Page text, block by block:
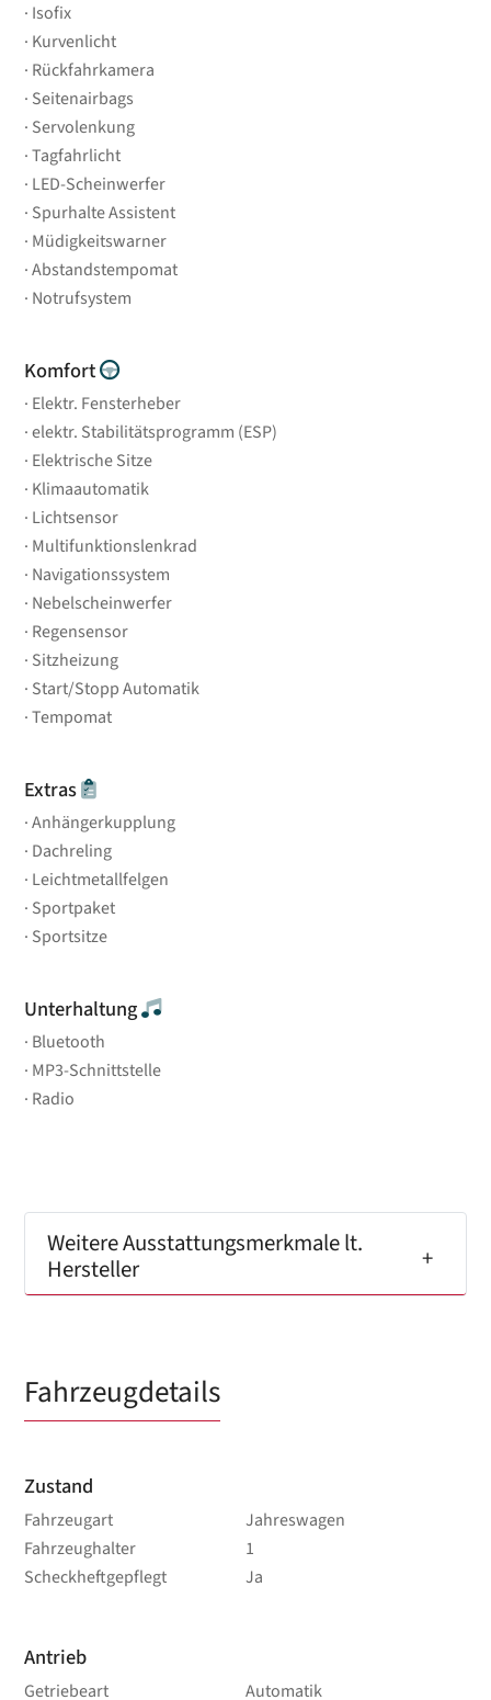
Isofix
Kurvenlicht
Rückfahrkamera
Seitenairbags
Servolenkung
Tagfahrlicht
LED-Scheinwerfer
Spurhalte Assistent
Müdigkeitswarner
Abstandstempomat
Notrufsystem
Komfort
Elektr. Fensterheber
elektr. Stabilitätsprogramm (ESP)
Elektrische Sitze
Klimaautomatik
Lichtsensor
Multifunktionslenkrad
Navigationssystem
Nebelscheinwerfer
Regensensor
Sitzheizung
Start/Stopp Automatik
Tempomat
Extras
Anhängerkupplung
Dachreling
Leichtmetallfelgen
Sportpaket
Sportsitze
Unterhaltung
Bluetooth
MP3-Schnittstelle
Radio
Weitere Ausstattungsmerkmale lt.
Hersteller
Fahrzeugdetails
Zustand
Fahrzeugart
Jahreswagen
Fahrzeughalter
1
Scheckheftgepflegt
Ja
Antrieb
Getriebeart Automatik